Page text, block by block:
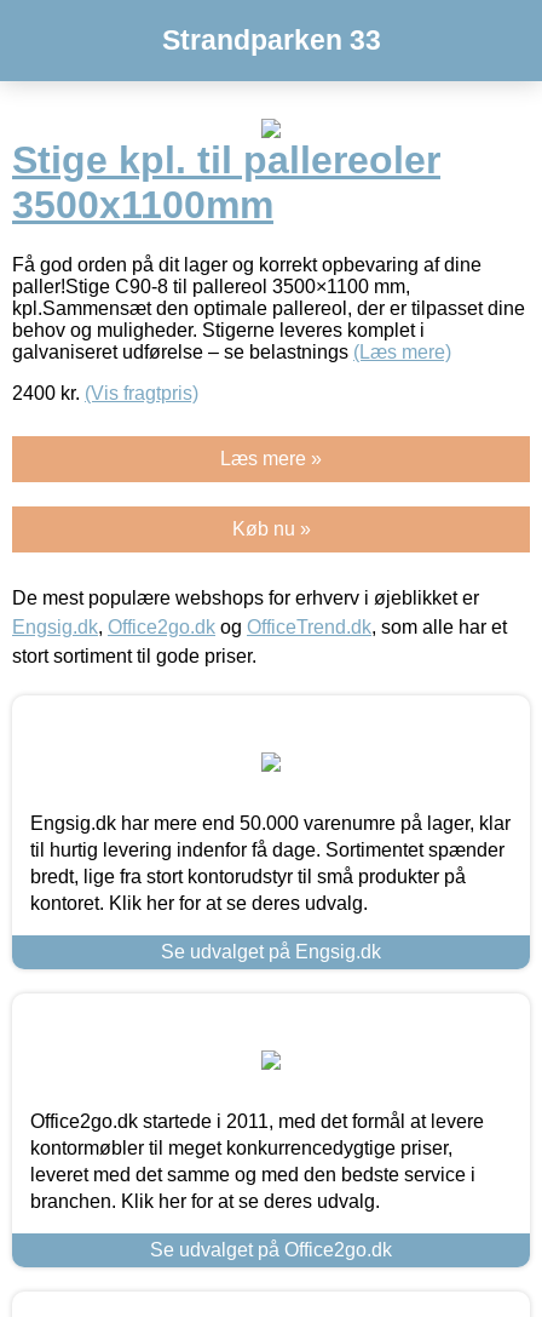
Strandparken 33
Stige kpl. til pallereoler
3500x1100mm
Få god orden på dit lager og korrekt opbevaring af dine
paller!Stige C90-8 til pallereol 3500×1100 mm,
kpl.Sammensæt den optimale pallereol, der er tilpasset dine
behov og muligheder. Stigerne leveres komplet i
galvaniseret udførelse – se belastnings (Læs mere)
2400 kr. (Vis fragtpris)
Læs mere »
Køb nu »
De mest populære webshops for erhverv i øjeblikket er
Engsig.dk, Office2go.dk og OfficeTrend.dk, som alle har et
stort sortiment til gode priser.
Engsig.dk har mere end 50.000 varenumre på lager, klar
til hurtig levering indenfor få dage. Sortimentet spænder
bredt, lige fra stort kontorudstyr til små produkter på
kontoret. Klik her for at se deres udvalg.
Se udvalget på Engsig.dk
Office2go.dk startede i 2011, med det formål at levere
kontormøbler til meget konkurrencedygtige priser,
leveret med det samme og med den bedste service i
branchen. Klik her for at se deres udvalg.
Se udvalget på Office2go.dk